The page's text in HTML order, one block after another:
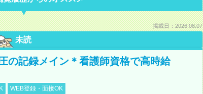
掲載日：2026.08.07
未読
記録メイン＊看護師資格で高時給
WEB登録・面接OK